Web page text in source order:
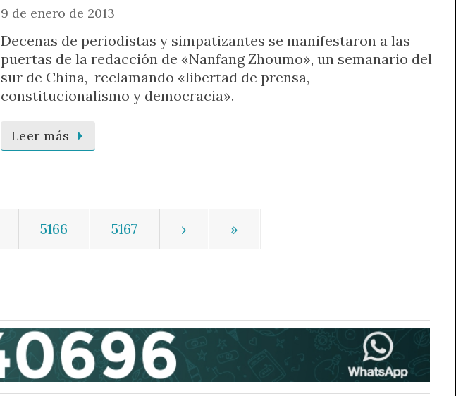
9 de enero de 2013
Decenas de periodistas y simpatizantes se manifestaron a las
puertas de la redacción de «Nanfang Zhoumo», un semanario del
sur de China, reclamando «libertad de prensa,
constitucionalismo y democracia».
Leer más
5166 5167 › »